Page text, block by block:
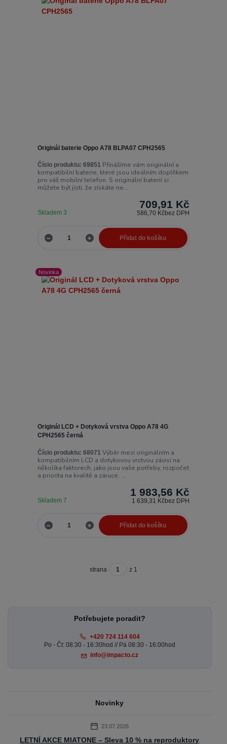
Originál baterie Oppo A78 BLPA07 CPH2565
Číslo produktu: 69851Přinášíme vám originální a
kompatibilní baterie, které jsou ideálním doplňkem
pro váš mobilní telefon. S originální baterií si
můžete být jisti, že získáte ne...
709,91 Kč
586,70 Kčbez DPH
Skladem 3
Přidat do košíku
Novinka
Originál LCD + Dotyková vrstva Oppo A78 4G
CPH2565 černá
Číslo produktu: 68071Výběr mezi originálním a
kompatibilním LCD a dotykovou vrstvou závisí na
několika faktorech, jako jsou vaše potřeby, rozpočet
a priorita na kvalitě a záruce. ...
1 983,56 Kč
1 639,31 Kčbez DPH
Skladem 7
Přidat do košíku
strana z 1
Potřebujete poradit?
+420 724 114 604
Po - Čt: 08:30 - 16:30hod // Pá 08:30 - 16:00hod
info@impacto.cz
Novinky
23.07.2026
LETNÍ AKCE MIATONE – Sleva 10 % na reproduktory